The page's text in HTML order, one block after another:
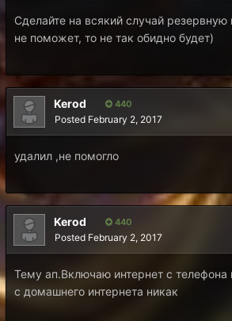
Сделайте на всякий случай
не поможет, то не так обидно будет)
Kerod 440
Posted February 2, 2017
удалил ,не помогло
Kerod 440
Posted February 2, 2017
Тему ап.Включаю интернет с телефона
с домашнего интернета никак